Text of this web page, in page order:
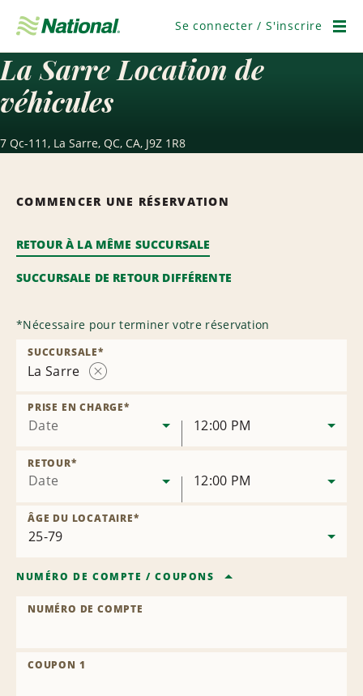
navigation
Se connecter / S'inscrire
La Sarre Location de
véhicules
7 Qc-111, La Sarre, QC, CA, J9Z 1R8
COMMENCER UNE RÉSERVATION
RETOUR À LA MÊME SUCCURSALE
SUCCURSALE DE RETOUR DIFFÉRENTE
*Nécessaire pour terminer votre réservation
La Sarre
la
SUCCURSALE*
Date
PRISE EN CHARGE*
12:00 PM
Date
RETOUR*
12:00 PM
ÂGE DU LOCATAIRE*
NUMÉRO DE COMPTE /COUPONS
NUMÉRO DE COMPTE
COUPON 1